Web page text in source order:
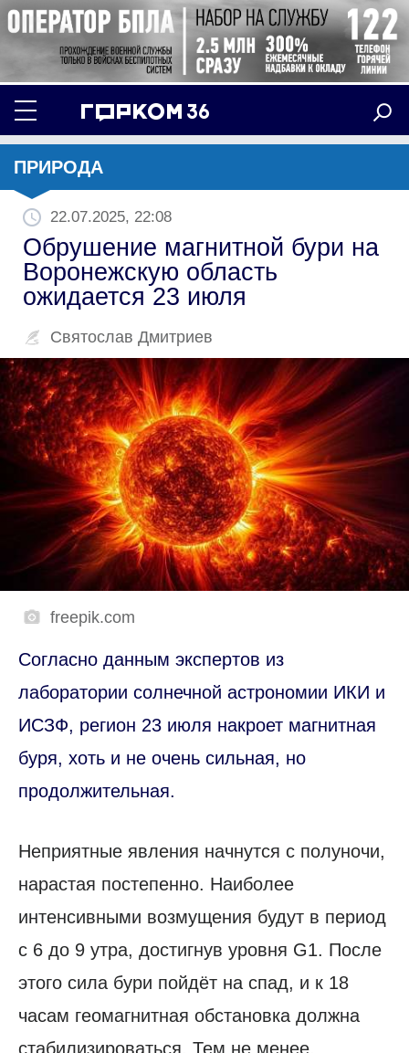
ПРИРОДА
22.07.2025, 22:08
Обрушение магнитной бури на
Воронежскую область
ожидается 23 июля
Святослав Дмитриев
freepik.com
Согласно данным экспертов из
лаборатории солнечной астрономии ИКИ и
ИСЗФ, регион 23 июля накроет магнитная
буря, хоть и не очень сильная, но
продолжительная.
Неприятные явления начнутся с полуночи,
нарастая постепенно. Наиболее
интенсивными возмущения будут в период
с 6 до 9 утра, достигнув уровня G1. После
этого сила бури пойдёт на спад, и к 18
часам геомагнитная обстановка должна
стабилизироваться. Тем не менее,